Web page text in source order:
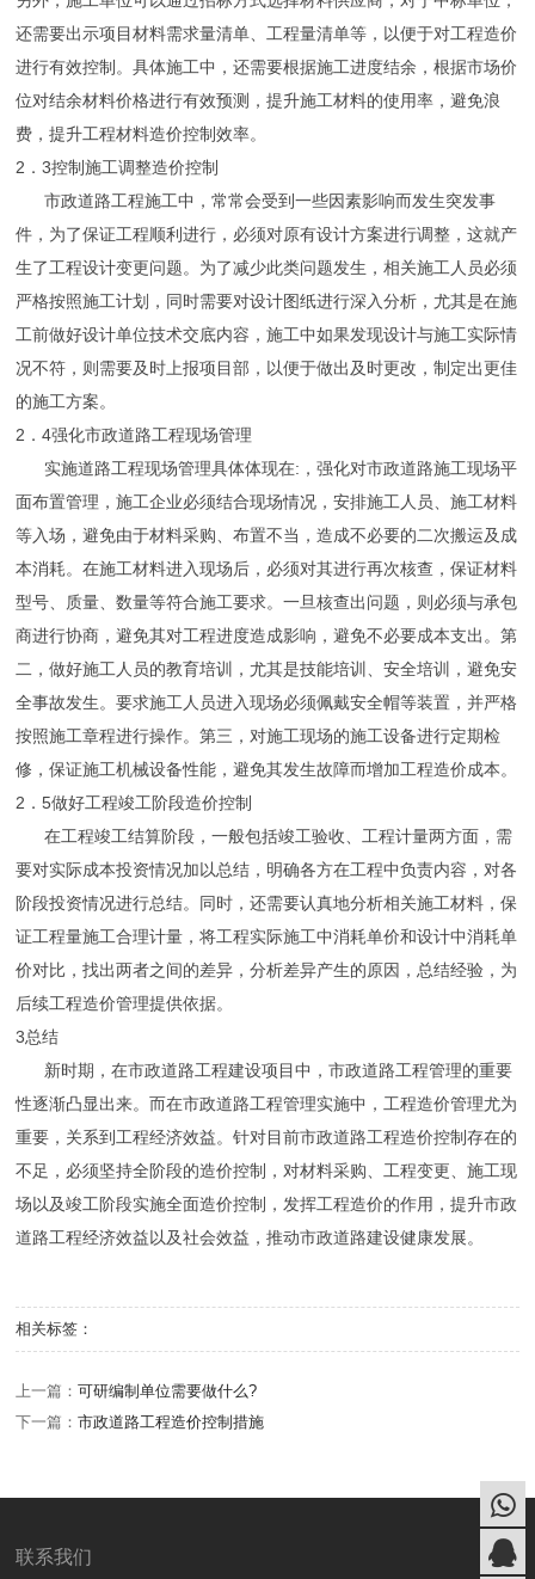
还需要出示项目材料需求量清单、工程量清单等，以便于对工程造价
进行有效控制。具体施工中，还需要根据施工进度结余，根据市场价
位对结余材料价格进行有效预测，提升施工材料的使用率，避免浪
费，提升工程材料造价控制效率。
2．3控制施工调整造价控制
市政道路工程施工中，常常会受到一些因素影响而发生突发事
件，为了保证工程顺利进行，必须对原有设计方案进行调整，这就产
生了工程设计变更问题。为了减少此类问题发生，相关施工人员必须
严格按照施工计划，同时需要对设计图纸进行深入分析，尤其是在施
工前做好设计单位技术交底内容，施工中如果发现设计与施工实际情
况不符，则需要及时上报项目部，以便于做出及时更改，制定出更佳
的施工方案。
2．4强化市政道路工程现场管理
实施道路工程现场管理具体体现在:，强化对市政道路施工现场平
面布置管理，施工企业必须结合现场情况，安排施工人员、施工材料
等入场，避免由于材料采购、布置不当，造成不必要的二次搬运及成
本消耗。在施工材料进入现场后，必须对其进行再次核查，保证材料
型号、质量、数量等符合施工要求。一旦核查出问题，则必须与承包
商进行协商，避免其对工程进度造成影响，避免不必要成本支出。第
二，做好施工人员的教育培训，尤其是技能培训、安全培训，避免安
全事故发生。要求施工人员进入现场必须佩戴安全帽等装置，并严格
按照施工章程进行操作。第三，对施工现场的施工设备进行定期检
修，保证施工机械设备性能，避免其发生故障而增加工程造价成本。
2．5做好工程竣工阶段造价控制
在工程竣工结算阶段，一般包括竣工验收、工程计量两方面，需
要对实际成本投资情况加以总结，明确各方在工程中负责内容，对各
阶段投资情况进行总结。同时，还需要认真地分析相关施工材料，保
证工程量施工合理计量，将工程实际施工中消耗单价和设计中消耗单
价对比，找出两者之间的差异，分析差异产生的原因，总结经验，为
后续工程造价管理提供依据。
3总结
新时期，在市政道路工程建设项目中，市政道路工程管理的重要
性逐渐凸显出来。而在市政道路工程管理实施中，工程造价管理尤为
重要，关系到工程经济效益。针对目前市政道路工程造价控制存在的
不足，必须坚持全阶段的造价控制，对材料采购、工程变更、施工现
场以及竣工阶段实施全面造价控制，发挥工程造价的作用，提升市政
道路工程经济效益以及社会效益，推动市政道路建设健康发展。
相关标签：
上一篇：可研编制单位需要做什么?
下一篇：市政道路工程造价控制措施
联系我们